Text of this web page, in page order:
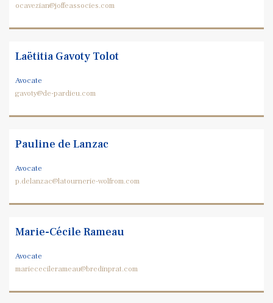
ocavezian@joffeassocies.com
Laëtitia Gavoty Tolot
Avocate
gavoty@de-pardieu.com
Pauline de Lanzac
Avocate
p.delanzac@latournerie-wolfrom.com
Marie-Cécile Rameau
Avocate
mariececilerameau@bredinprat.com